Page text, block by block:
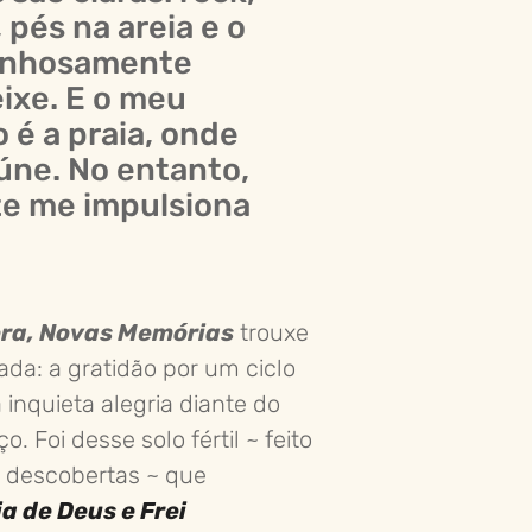
na areia e o
E o meu
é a praia, onde
No entanto,
me impulsiona
Novas Memórias trouxe
a gratidão por um ciclo
alegria diante do
Foi desse solo fértil ~ feito
~ que
de Deus e Frei